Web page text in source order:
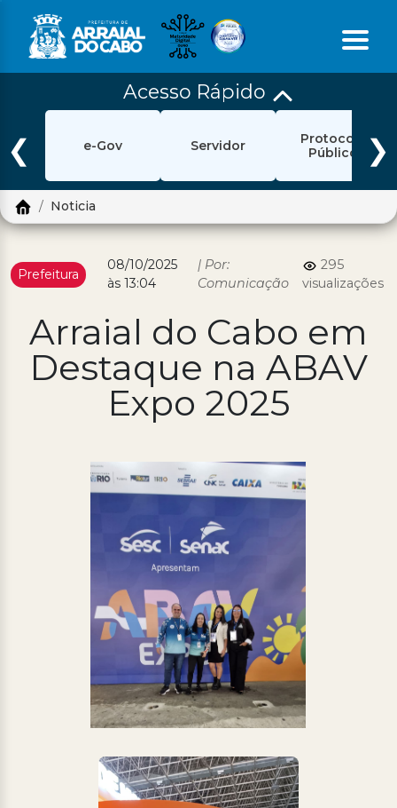
Início
Ouvidoria
Pesquisar
Política de Privacidade
Prefeitura
Diário Oficial
Processo Seletivo
Concursos
Ouvidoria | e-Sic
Acesso Institucional
Cursos
Programas
Acesso Rápido
❮ e-Gov Servidor
Protocolo
Público
❯
Noticia
Prefeitura
08/10/2025
às 13:04
| Por:
Comunicação
295
visualizações
Arraial do Cabo em
Destaque na ABAV
Expo 2025